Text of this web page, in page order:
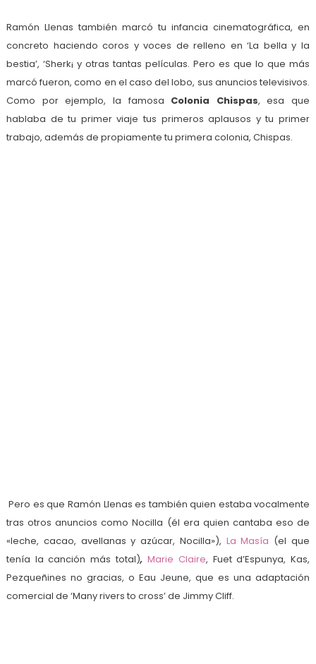
Ramón Llenas también marcó tu infancia cinematográfica, en
concreto haciendo coros y voces de relleno en ‘La bella y la
bestia’, ‘Sherk¡ y otras tantas películas. Pero es que lo que más
marcó fueron, como en el caso del lobo, sus anuncios televisivos.
Como por ejemplo, la famosa Colonia Chispas, esa que
hablaba de tu primer viaje tus primeros aplausos y tu primer
trabajo, además de propiamente tu primera colonia, Chispas.
Pero es que Ramón Llenas es también quien estaba vocalmente
tras otros anuncios como Nocilla (él era quien cantaba eso de
«leche, cacao, avellanas y azúcar, Nocilla»), La Masía (el que
tenía la canción más total),Marie Claire, Fuet d’Espunya, Kas,
Pezqueñines no gracias, o Eau Jeune, que es una adaptación
comercial de ‘Many rivers to cross’ de Jimmy Cliff.